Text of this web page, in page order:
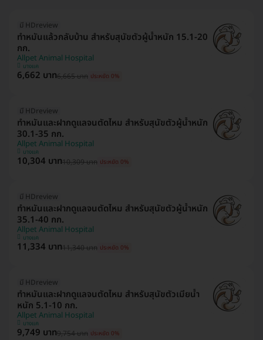
มี HDreview
ทำหมันแล้วกลับบ้าน สำหรับสุนัขตัวผู้น้ำหนัก 15.1-20
กก.
Allpet Animal Hospital
บางแค
6,662 บาท6,665 บาท ประหยัด 0%
มี HDreview
ทำหมันและฝากดูแลจนตัดไหม สำหรับสุนัขตัวผู้น้ำหนัก
30.1-35 กก.
Allpet Animal Hospital
บางแค
10,304 บาท10,309 บาท ประหยัด 0%
มี HDreview
ทำหมันและฝากดูแลจนตัดไหม สำหรับสุนัขตัวผู้น้ำหนัก
35.1-40 กก.
Allpet Animal Hospital
บางแค
11,334 บาท11,340 บาท ประหยัด 0%
มี HDreview
ทำหมันและฝากดูแลจนตัดไหม สำหรับสุนัขตัวเมียน้ำ
หนัก 5.1-10 กก.
Allpet Animal Hospital
บางแค
9,749 บาท9,754 บาท ประหยัด 0%